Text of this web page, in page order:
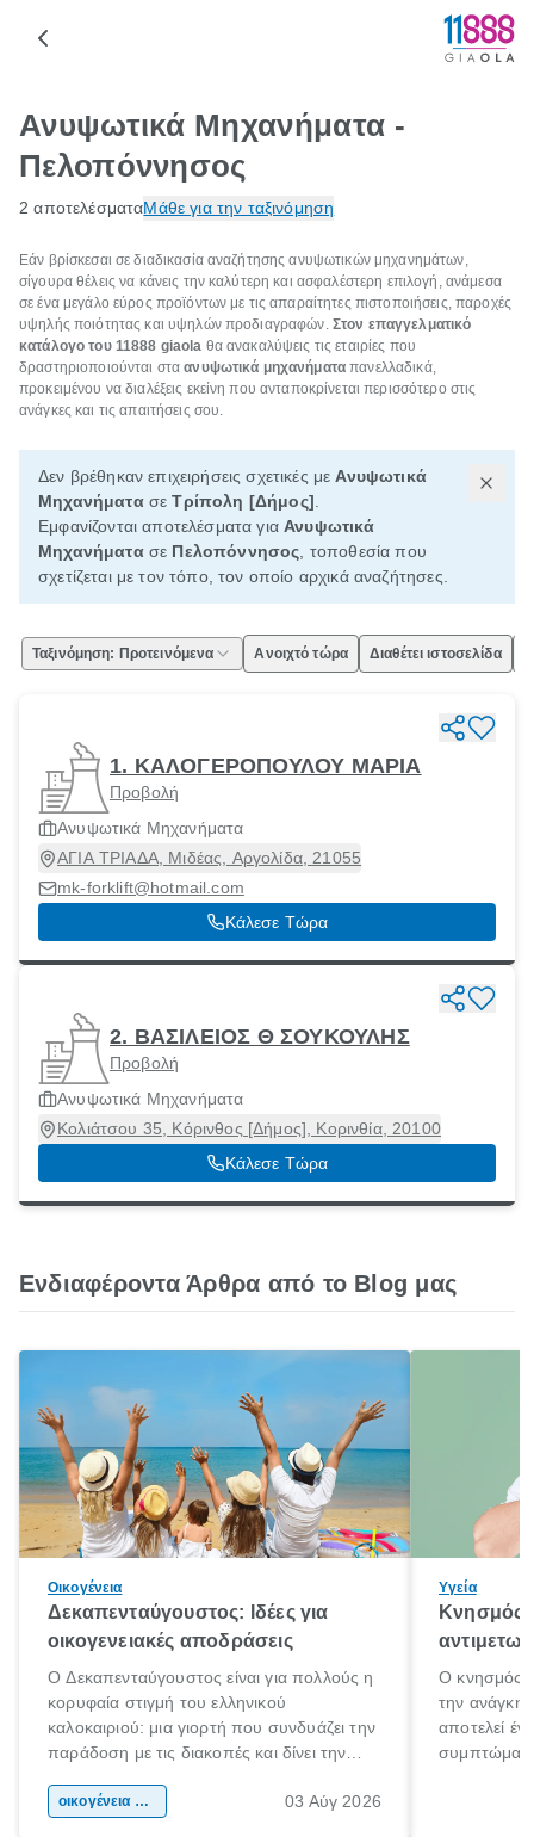
Ανυψωτικά Μηχανήματα -
Πελοπόννησος
2 αποτελέσματαΜάθε για την ταξινόμηση
Εάν βρίσκεσαι σε διαδικασία αναζήτησης ανυψωτικών μηχανημάτων,
σίγουρα θέλεις να κάνεις την καλύτερη και ασφαλέστερη επιλογή, ανάμεσα
σε ένα μεγάλο εύρος προϊόντων με τις απαραίτητες πιστοποιήσεις, παροχές
υψηλής ποιότητας και υψηλών προδιαγραφών. Στον επαγγελματικό
κατάλογο του 11888 giaola θα ανακαλύψεις τις εταιρίες που
δραστηριοποιούνται σταανυψωτικά μηχανήματα πανελλαδικά,
προκειμένου να διαλέξεις εκείνη που ανταποκρίνεται περισσότερο στις
ανάγκες και τις απαιτήσεις σου.
Δεν βρέθηκαν επιχειρήσεις σχετικές με Ανυψωτικά
ΜηχανήματασεΤρίπολη [Δήμος]
Εμφανίζονται αποτελέσματα για Ανυψωτικά
Μηχανήματασε Πελοπόννησος , τοποθεσία που
σχετίζεται με τον τόπο, τον οποίο αρχικά αναζήτησες.
Ταξινόμηση: Προτεινόμενα Ανοιχτό τώρα Διαθέτει ιστοσελίδα
1. ΚΑΛΟΓΕΡΟΠΟΥΛΟΥ ΜΑΡΙΑ
Προβολή
Ανυψωτικά Μηχανήματα
ΑΓΙΑ ΤΡΙΑΔΑ, Μιδέας, Αργολίδα, 21055
mk-forklift@hotmail.com
Κάλεσε Τώρα
2. ΒΑΣΙΛΕΙΟΣ Θ ΣΟΥΚΟΥΛΗΣ
Προβολή
Ανυψωτικά Μηχανήματα
Κολιάτσου 35, Κόρινθος [Δήμος], Κορινθία, 20100
Κάλεσε Τώρα
Ενδιαφέροντα Άρθρα από το Blog μας
Οικογένεια
Δεκαπενταύγουστος: Ιδέες για
οικογενειακές αποδράσεις
Ο Δεκαπενταύγουστος είναι για πολλούς η
κορυφαία στιγμή του ελληνικού
καλοκαιριού: μια γιορτή που συνδυάζει την
παράδοση με τις διακοπές και δίνει την
χώρας. Είτε πρόκειται για λίγες μέρες
οικογένεια & παιδί 03 Αύγ 2026
Υγεία
Κνησμός:
Ο κνησμός
την ανάγκη
αποτελεί